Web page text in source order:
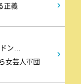
正義
ドン…
女芸人軍団